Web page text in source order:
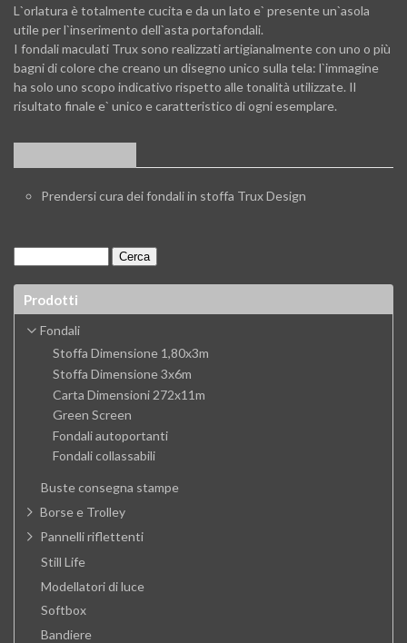
L`orlatura è totalmente cucita e da un lato e` presente un`asola
utile per l`inserimento dell`asta portafondali.
I fondali maculati Trux sono realizzati artigianalmente con uno o più
bagni di colore che creano un disegno unico sulla tela: l`immagine
ha solo uno scopo indicativo rispetto alle tonalità utilizzate. Il
risultato finale e` unico e caratteristico di ogni esemplare.
Prendersi cura dei fondali in stoffa Trux Design
Prodotti
Fondali
Stoffa Dimensione 1,80x3m
Stoffa Dimensione 3x6m
Carta Dimensioni 272x11m
Green Screen
Fondali autoportanti
Fondali collassabili
Buste consegna stampe
Borse e Trolley
Pannelli riflettenti
Still Life
Modellatori di luce
Softbox
Bandiere